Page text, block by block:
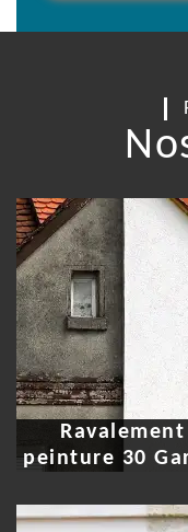
Ravalement
peinture 30